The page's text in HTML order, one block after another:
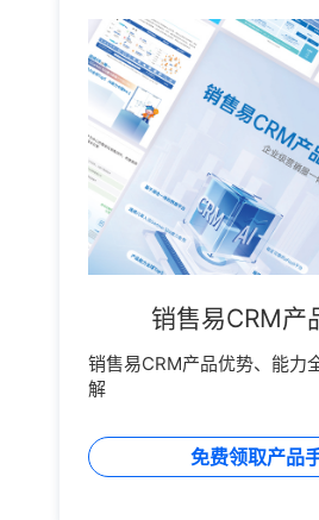
销售易CRM产
销售易CRM产品优势、能力
解
免费领取产品